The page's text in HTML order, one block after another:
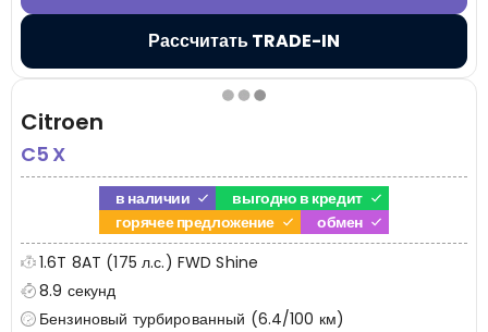
Рассчитать TRADE-IN
Citroen
C5 X
в наличии
выгодно в кредит
горячее предложение
обмен
1.6T 8AT (175 л.с.) FWD Shine
8.9 секунд
Бензиновый турбированный (6.4/100 км)